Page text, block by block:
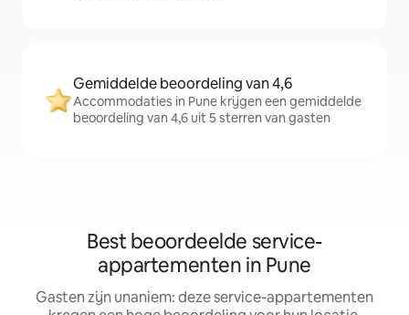
Gemiddelde beoordeling van 4,6
Accommodaties in Pune krijgen een gemiddelde
beoordeling van 4,6 uit 5 sterren van gasten
Best beoordeelde service-
appartementen in Pune
Gasten zijn unaniem: deze service-appartementen